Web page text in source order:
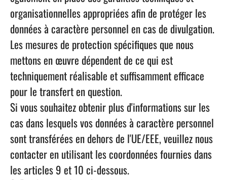
organisationnelles appropriées afin de protéger les
données à caractère personnel en cas de divulgation.
Les mesures de protection spécifiques que nous
mettons en œuvre dépendent de ce qui est
techniquement réalisable et suffisamment efficace
pour le transfert en question.
Si vous souhaitez obtenir plus d'informations sur les
cas dans lesquels vos données à caractère personnel
sont transférées en dehors de l'UE/EEE, veuillez nous
contacter en utilisant les coordonnées fournies dans
les articles 9 et 10 ci-dessous.